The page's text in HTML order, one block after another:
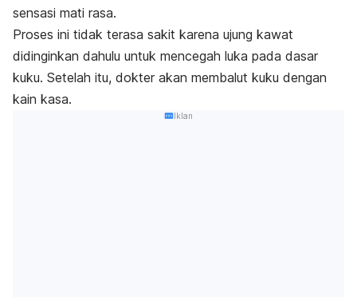
sensasi mati rasa.
Proses ini tidak terasa sakit karena ujung kawat
didinginkan dahulu untuk mencegah luka pada dasar
kuku. Setelah itu, dokter akan membalut kuku dengan
kain kasa.
Iklan